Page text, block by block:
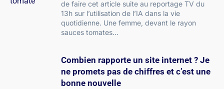
de faire cet article suite au reportage TV du
13h sur l’utilisation de l’IA dans la vie
quotidienne. Une femme, devant le rayon
sauces tomates
Combien rapporte un site internet ? Je
ne promets pas de chiffres et c’est une
bonne nouvelle